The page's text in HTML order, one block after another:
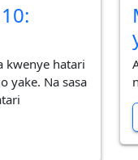
kwenye hatari
yake. Na sasa